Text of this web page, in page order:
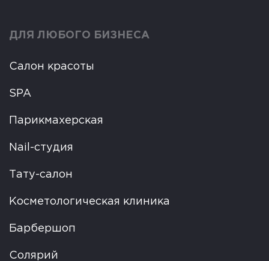
ДЛЯ ЛЮБОГО БИЗНЕСА
Салон красоты
SPA
Парикмахерская
Nail-студия
Тату-салон
Косметологическая клиника
Барбершоп
Солярий